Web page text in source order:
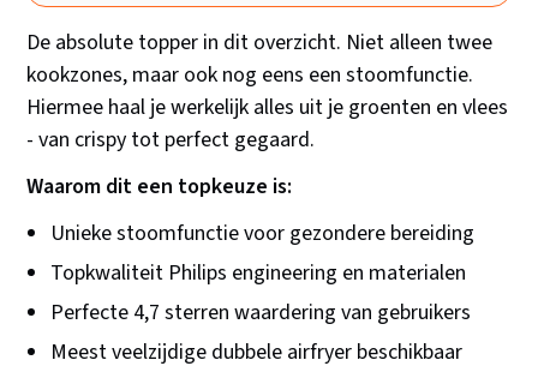
De absolute topper in dit overzicht. Niet alleen twee
kookzones, maar ook nog eens een stoomfunctie.
Hiermee haal je werkelijk alles uit je groenten en vlees
- van crispy tot perfect gegaard.
Waarom dit een topkeuze is:
Unieke stoomfunctie voor gezondere bereiding
Topkwaliteit Philips engineering en materialen
Perfecte 4,7 sterren waardering van gebruikers
Meest veelzijdige dubbele airfryer beschikbaar